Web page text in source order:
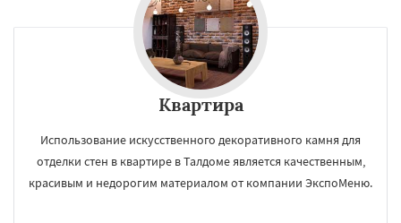
Квартира
Использование искусственного декоративного камня для
отделки стен в квартире в Талдоме является качественным,
красивым и недорогим материалом от компании ЭкспоМеню.